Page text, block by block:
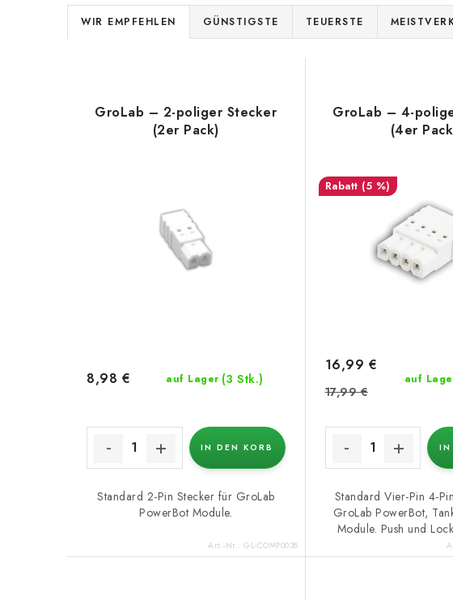
P
r
WIR EMPFEHLEN GÜNSTIGSTE TEUERSTE
GroLab – 2-poliger Stecker
(2er Pack)
auf Lager (3 Stk.)
8,98 €
IN DEN KORB
Standard 2-Pin Stecker für GroLab
PowerBot Module.
Art.-Nr.: GL-COMP0038
GroLab – 4-
(4er
(5 %)
auf
16,99 €
17,99 €
IN
Standard Vier-Pin 4-
GroLab PowerBot,
Module. Push und